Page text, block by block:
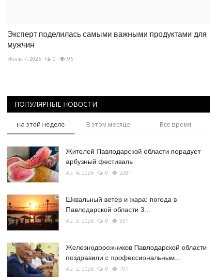
Эксперт поделилась самыми важными продуктами для
мужчин
Июль 7, 2025 0 96
ПОПУЛЯРНЫЕ НОВОСТИ
на этой неделе В этом месяце Все время
Жителей Павлодарской области порадует
арбузный фестиваль
Авг 4, 2026 0 2281
Шквальный ветер и жара: погода в
Павлодарской области 3...
Авг 3, 2026 0 831
Железнодорожников Павлодарской области
поздравили с профессиональным...
Авг 2, 2026 0 791